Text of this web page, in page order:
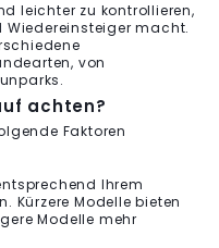
leichter zu kontrollieren,
macht.
von
achten?
Faktoren
Ihrem
Kürzere Modelle bieten
Modelle mehr